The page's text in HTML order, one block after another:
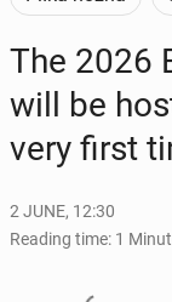
The 2026
will be
very first
2 JUNE, 12:30
Reading time: 1